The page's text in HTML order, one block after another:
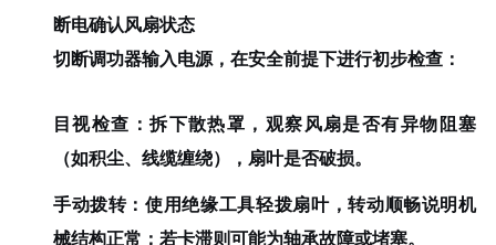
断电确认风扇状态
切断调功器输入电源，在安全前提下进行初步检查：
目视检查：拆下散热罩，观察风扇是否有异物阻塞
（如积尘、线缆缠绕），扇叶是否破损。
手动拨转：使用绝缘工具轻拨扇叶，转动顺畅说明机
械结构正常；若卡滞则可能为轴承故障或堵塞。